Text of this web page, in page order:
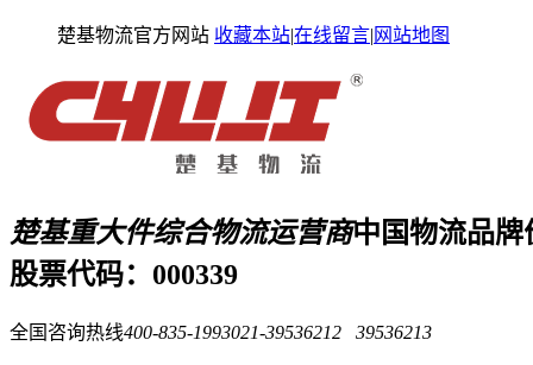
楚基物流官方网站 收藏本站|在线留言| 网站地图
楚基重大件综合物流运营商中国物流品牌
股票代码：000339
全国咨询热线400-835-1993021-39536212 39536213